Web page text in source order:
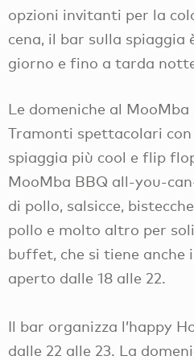
opzioni invitanti per la
cena, il bar sulla spiaggia
giorno e fino a tarda
Le domeniche al
Tramonti spettacolari
spiaggia più cool e flip
MooMba BBQ all-you-
di pollo, salsicce,
pollo e molto altro per
buffet, che si tiene anche
aperto dalle 18 alle 22.
Il bar organizza l’happy
dalle 22 alle 23. La